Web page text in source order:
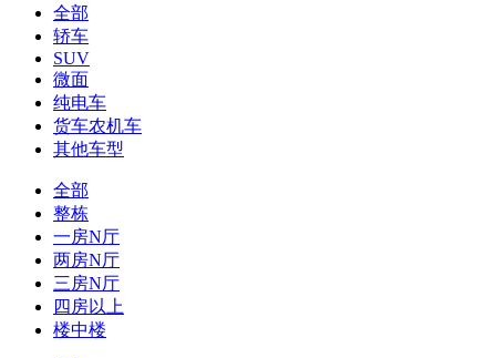
全部
轿车
SUV
微面
纯电车
货车农机车
其他车型
全部
整栋
一房N厅
两房N厅
三房N厅
四房以上
楼中楼